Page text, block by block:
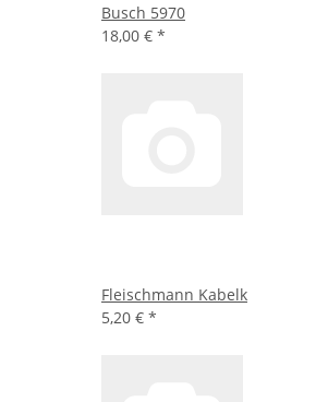
Busch 5970
18,00 € *
Fleischmann Kabelk
5,20 € *